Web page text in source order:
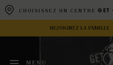
CHOISISSEZ UN CENTRE GET
REJOIGNEZ LA FAMILLE -
MENU
Panneau de gestion des